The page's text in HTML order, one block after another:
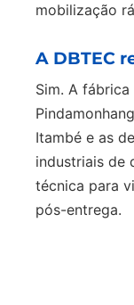
mobilização
A DBTEC
Sim. A
Itambé e as
industriais de
técnica para
pós-entrega.